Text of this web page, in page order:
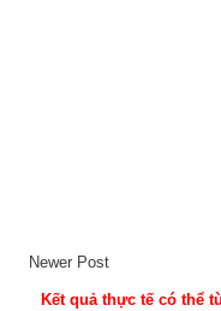
Newer Post
Kết quả thực tế có thể